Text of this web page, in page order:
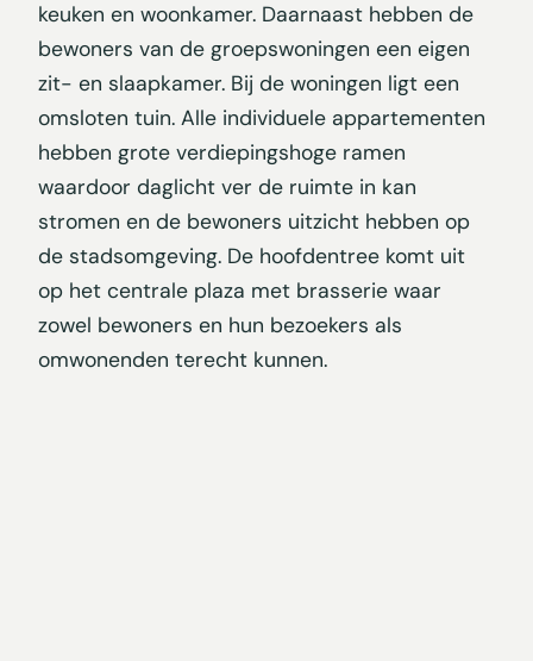
keuken en woonkamer. Daarnaast hebben de
bewoners van de groepswoningen een eigen
zit- en slaapkamer. Bij de woningen ligt een
omsloten tuin. Alle individuele appartementen
hebben grote verdiepingshoge ramen
waardoor daglicht ver de ruimte in kan
stromen en de bewoners uitzicht hebben op
de stadsomgeving. De hoofdentree komt uit
op het centrale plaza met brasserie waar
zowel bewoners en hun bezoekers als
omwonenden terecht kunnen.